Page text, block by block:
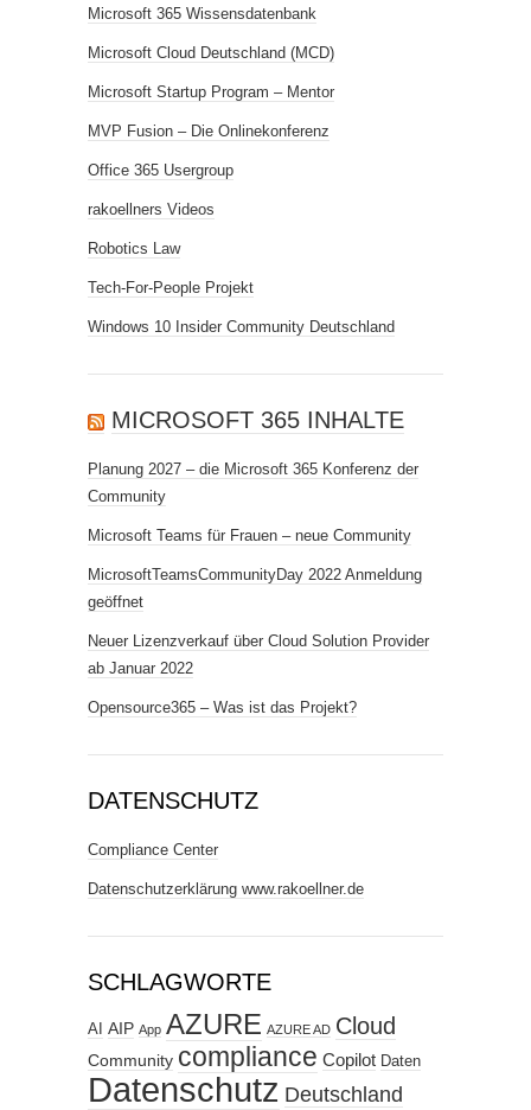
Microsoft 365 Wissensdatenbank
Microsoft Cloud Deutschland (MCD)
Microsoft Startup Program – Mentor
MVP Fusion – Die Onlinekonferenz
Office 365 Usergroup
rakoellners Videos
Robotics Law
Tech-For-People Projekt
Windows 10 Insider Community Deutschland
MICROSOFT 365 INHALTE
Planung 2027 – die Microsoft 365 Konferenz der
Community
Microsoft Teams für Frauen – neue Community
MicrosoftTeamsCommunityDay 2022 Anmeldung
geöffnet
Neuer Lizenzverkauf über Cloud Solution Provider
ab Januar 2022
Opensource365 – Was ist das Projekt?
DATENSCHUTZ
Compliance Center
Datenschutzerklärung www.rakoellner.de
SCHLAGWORTE
AI AIP App AZURE AZURE AD Cloud
Community compliance Copilot Daten
Datenschutz Deutschland